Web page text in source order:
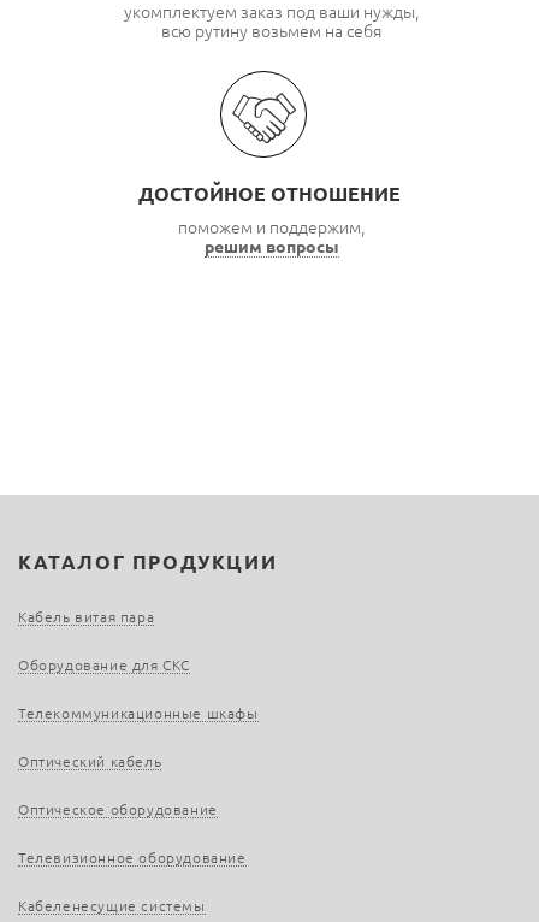
укомплектуем заказ под ваши нужды,
всю рутину возьмем на себя
ДОСТОЙНОЕ ОТНОШЕНИЕ
поможем и поддержим,
решим вопросы
КАТАЛОГ ПРОДУКЦИИ
Кабель витая пара
Оборудование для СКС
Телекоммуникационные шкафы
Оптический кабель
Оптическое оборудование
Телевизионное оборудование
Кабеленесущие системы